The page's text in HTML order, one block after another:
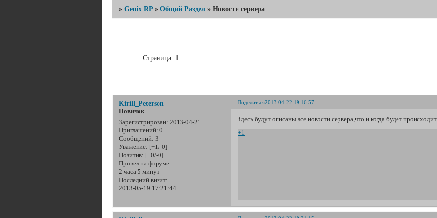
»Genix RP »Общий Раздел »Новости сервера
Страница: 1
Поделиться2013-04-22 19:16:57
Kirill_Peterson
Новичок
Зарегистрирован: 2013-04-21
Приглашений: 0
Сообщений: 3
Уважение: [+1/-0]
Позитив: [+0/-0]
Провел на форуме:
2 часа 5 минут
Последний визит:
2013-05-19 17:21:44
Здесь будут описаны все новости сервера,что и когда будет
+1